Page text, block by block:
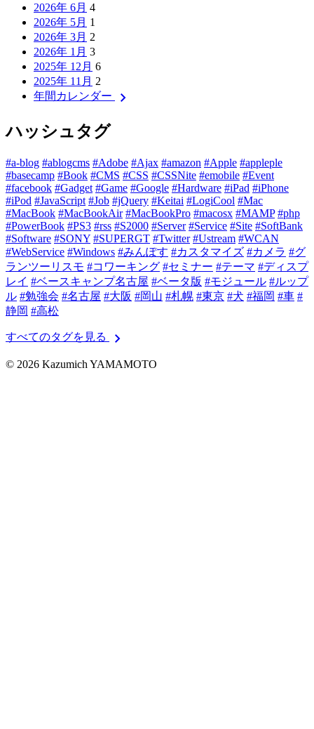
2026年 6月 4
2026年 5月 1
2026年 3月 2
2026年 1月 3
2025年 12月 6
2025年 11月 2
年間カレンダー
chevron_right
ハッシュタグ
#a-blog #ablogcms #Adobe #Ajax #amazon #Apple #appleple
#basecamp #Book #CMS #CSS #CSSNite #emobile #Event
#facebook #Gadget #Game #Google #Hardware #iPad #iPhone
#iPod #JavaScript #Job #jQuery #Keitai #LogiCool #Mac
#MacBook #MacBookAir #MacBookPro #macosx #MAMP #php
#PowerBook #PS3 #rss #S2000 #Server #Service #Site #SoftBank
#Software #SONY #SUPERGT #Twitter #Ustream #WCAN
#WebService #Windows #みんぽす #カスタマイズ #カメラ #グ
ランツーリスモ #コワーキング #セミナー #テーマ #ディスプ
レイ #ベースキャンプ名古屋 #ベータ版 #モジュール #ルップ
ル #勉強会 #名古屋 #大阪 #岡山 #札幌 #東京 #犬 #福岡 #車 #
静岡 #高松
すべてのタグを見る chevron_right
© 2026 Kazumich YAMAMOTO